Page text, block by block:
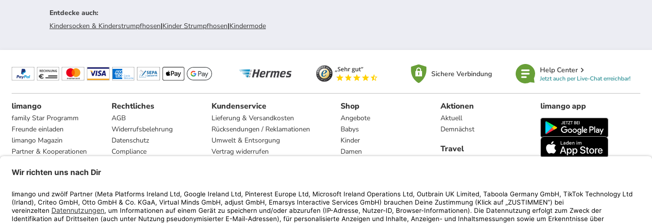
Entdecke auch:
Kindersocken & Kinderstrumpfhosen|Kinder Strumpfhosen|Kindermode
Sichere Verbindung Help Center
Jetzt auch per Live-Chat erreichbar!
limango
family Star Programm
Freunde einladen
limango Magazin
Partner & Kooperationen
Presse
Rechtliches
AGB
Widerrufsbelehrung
Datenschutz
Compliance
Kundenservice
Lieferung & Versandkosten
Rücksendungen / Reklamationen
Umwelt & Entsorgung
Vertrag widerrufen
Shop
Angebote
Babys
Kinder
Damen
Marken
Aktionen
Aktuell
Demnächst
Travel
limango app